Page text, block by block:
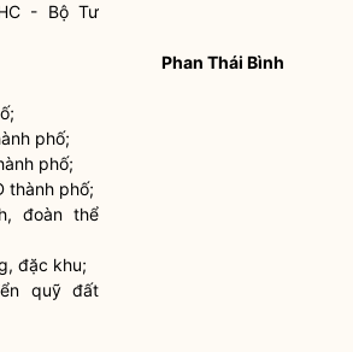
- Bộ Tư
phố;
phố;
thành phố;
đoàn thể
đặc khu;
quỹ đất
Phan Thái Bình